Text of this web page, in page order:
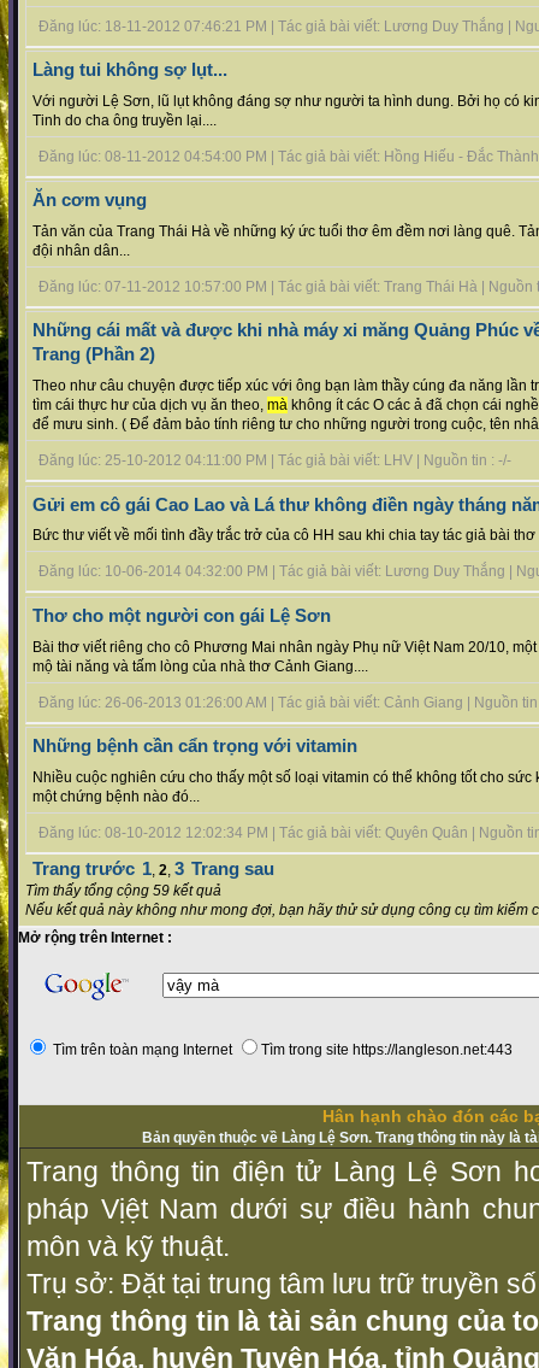
Đăng lúc: 18-11-2012 07:46:21 PM | Tác giả bài viết: Lương Duy Thắng |
Làng tui không sợ lụt...
Với người Lệ Sơn, lũ lụt không đáng sợ như người ta hình dung. Bởi họ có
Tinh do cha ông truyền lại....
Đăng lúc: 08-11-2012 04:54:00 PM | Tác giả bài viết: Hồng Hiếu - Đắc
Ăn cơm vụng
Tản văn của Trang Thái Hà về những ký ức tuổi thơ êm đềm nơi làng quê.
đội nhân dân...
Đăng lúc: 07-11-2012 10:57:00 PM | Tác giả bài viết: Trang Thái Hà | Nguồn
Những cái mất và được khi nhà máy xi măng Quảng Phúc
Trang (Phần 2)
Theo như câu chuyện được tiếp xúc với ông bạn làm thầy cúng đa năng lần
tìm cái thực hư của dịch vụ ăn theo, mà không ít các O các ả đã chọn cái
để mưu sinh. ( Để đảm bảo tính riêng tư cho những người trong cuộc, tên
Đăng lúc: 25-10-2012 04:11:00 PM | Tác giả bài viết: LHV | Nguồn tin : -/-
Gửi em cô gái Cao Lao và Lá thư không điền ngày tháng
Bức thư viết về mối tình đầy trắc trở của cô HH sau khi chia tay tác giả bài
Đăng lúc: 10-06-2014 04:32:00 PM | Tác giả bài viết: Lương Duy Thắng |
Thơ cho một người con gái Lệ Sơn
Bài thơ viết riêng cho cô Phương Mai nhân ngày Phụ nữ Việt Nam 20/10,
mộ tài năng và tấm lòng của nhà thơ Cảnh Giang....
Đăng lúc: 26-06-2013 01:26:00 AM | Tác giả bài viết: Cảnh Giang | Nguồn tin
Những bệnh cần cẩn trọng với vitamin
Nhiều cuộc nghiên cứu cho thấy một số loại vitamin có thể không tốt cho
một chứng bệnh nào đó...
Đăng lúc: 08-10-2012 12:02:34 PM | Tác giả bài viết: Quyên Quân | Nguồn
Trang trước 1, 2, 3 Trang sau
Tìm thấy tổng cộng 59 kết quả
Nếu kết quả này không như mong đợi, bạn hãy thử sử dụng công cụ tìm kiếm
Mở rộng trên Internet :
Tìm trên toàn mạng Internet Tìm trong site https://langleson.net:443
Hân hạnh chào đón các
Bản quyền thuộc về Làng Lệ Sơn. Trang thông tin này là
Trang thông tin điện tử Làng Lệ Sơn
pháp Vịệt Nam dưới sự điều hành
môn và kỹ thuật.
Trụ sở: Đặt tại trung tâm lưu trữ truyền
Trang thông tin là tài sản chung của
Văn Hóa, huyện Tuyên Hóa, tỉnh